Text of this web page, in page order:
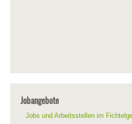
Jobangebote
Jobs und Arbeitsstellen im